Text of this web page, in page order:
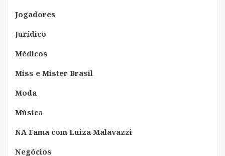
Jogadores
Jurídico
Médicos
Miss e Mister Brasil
Moda
Música
NA Fama com Luiza Malavazzi
Negócios